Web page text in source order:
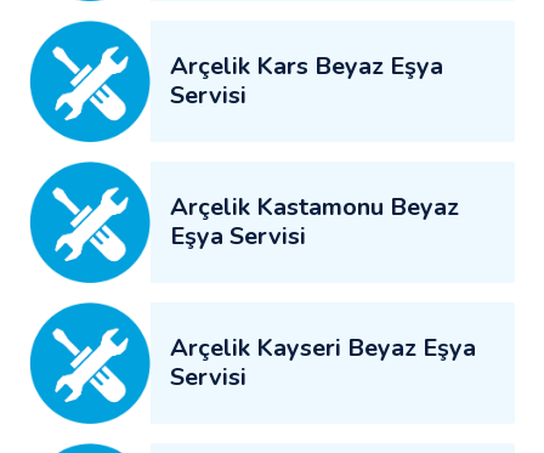
Arçelik Kars Beyaz Eşya
Servisi
Arçelik Kastamonu Beyaz
Eşya Servisi
Arçelik Kayseri Beyaz Eşya
Servisi